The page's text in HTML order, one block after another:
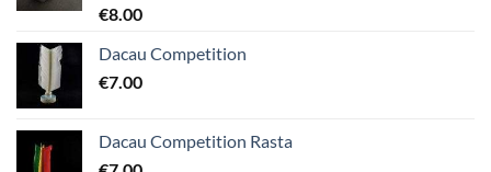
Note5.00
€8.00
Dacau Competition
€7.00
Dacau Competition Rasta